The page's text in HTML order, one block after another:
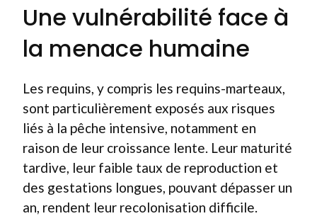
Une vulnérabilité face à
la menace humaine
Les requins, y compris les requins-marteaux,
sont particulièrement exposés aux risques
liés à la pêche intensive, notamment en
raison de leur croissance lente. Leur maturité
tardive, leur faible taux de reproduction et
des gestations longues, pouvant dépasser un
an, rendent leur recolonisation difficile.